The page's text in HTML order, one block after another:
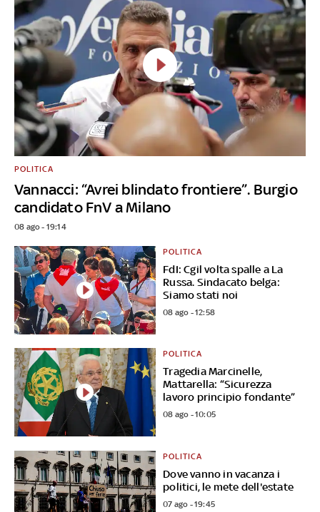
Vannacci: “Avrei blindato frontiere”. Burgio
candidato FnV a Milano
POLITICA
08 ago - 19:14
FdI: Cgil volta spalle a La
Russa. Sindacato belga:
Siamo stati noi
POLITICA
08 ago - 12:58
Tragedia Marcinelle,
Mattarella: “Sicurezza
lavoro principio fondante”
POLITICA
08 ago - 10:05
Dove vanno in vacanza i
politici, le mete dell'estate
POLITICA
07 ago - 19:45